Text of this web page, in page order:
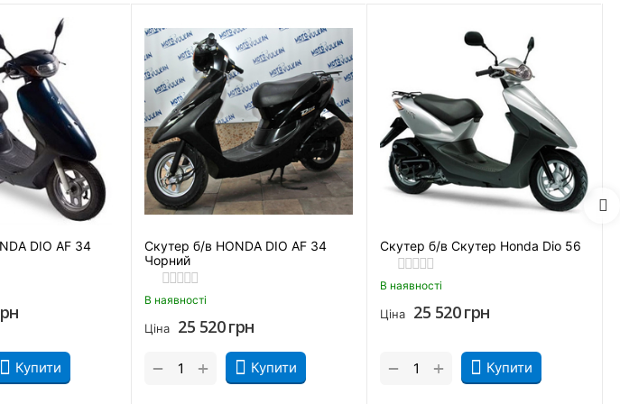
DIO AF 34
Купити
Скутер б/в HONDA DIO AF 34
Чорний
В наявності
Ціна 25 520грн
Купити
+
−
Скутер б/в Скутер Honda Dio 56
В наявності
Ціна 25 520грн
Купити
+
−